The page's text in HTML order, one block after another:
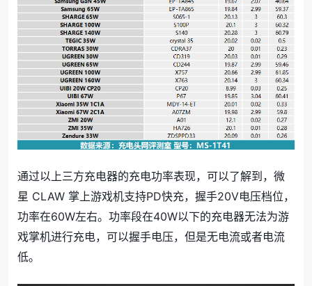
通过以上三方充电器的充电功率表现，可以了解到，微
星 CLAW 掌上游戏机支持PD快充，握手20V电压档位，
功率在60W左右。功率段在40W以下的充电器无法为游
戏掌机进行充电，可以握手电压，但是无电流或者电流
低。